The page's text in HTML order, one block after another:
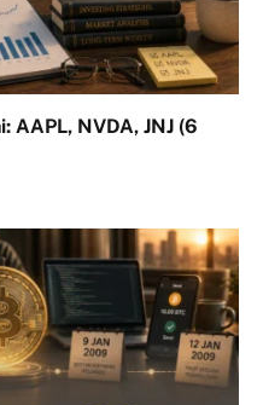
AAPL, NVDA, JNJ (6